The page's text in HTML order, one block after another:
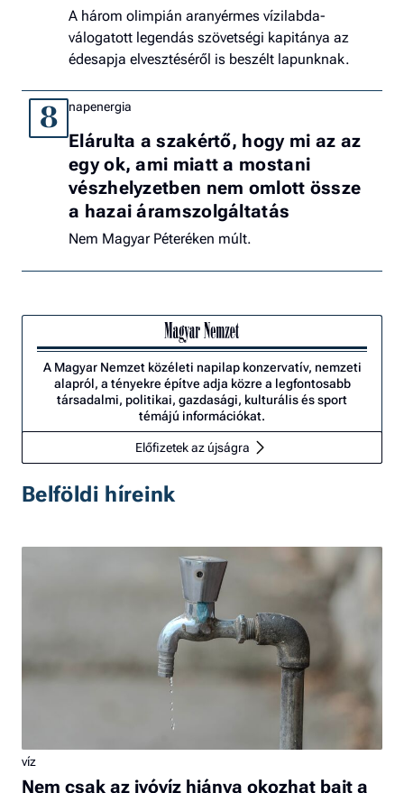
A három olimpián aranyérmes vízilabda-
válogatott legendás szövetségi kapitánya az
édesapja elvesztéséről is beszélt lapunknak.
8 napenergia
Elárulta a szakértő, hogy mi az az
egy ok, ami miatt a mostani
vészhelyzetben nem omlott össze
a hazai áramszolgáltatás
Nem Magyar Péteréken múlt.
A Magyar Nemzet közéleti napilap konzervatív, nemzeti
alapról, a tényekre építve adja közre a legfontosabb
társadalmi, politikai, gazdasági, kulturális és sport
témájú információkat.
Előfizetek az újságra
Belföldi híreink
víz
Nem csak az ivóvíz hiánya okozhat bajt a